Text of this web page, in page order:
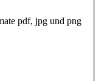
pdf, jpg und png